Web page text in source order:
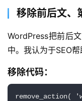
移除前后文、
WordPress把前后
中。我认为于SEO
移除代码：
remove_action(